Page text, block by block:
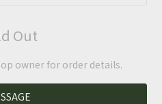
Out
owner for order details.